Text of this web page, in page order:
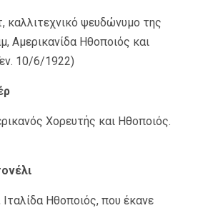
καλλιτεχνικό ψευδώνυμο της
Αμερικανίδα Ηθοποιός και
10/6/1922)
Χορευτής και Ηθοποιός.
Ηθοποιός, που έκανε